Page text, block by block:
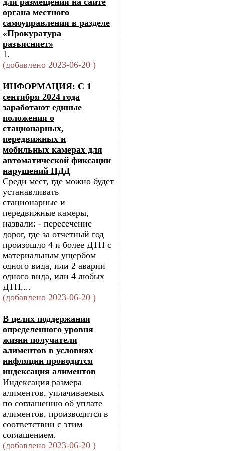
органа местного
самоуправления в разделе
«Прокуратура
разъясняет»
1.
(добавлено 2023-06-20 )
ИНФОРМАЦИЯ: С 1
сентября 2024 года
заработают единые
положения о
стационарных,
передвижных и
мобильных камерах для
автоматической фиксации
нарушений ПДД
Среди мест, где можно будет
устанавливать
стационарные и
передвижные камеры,
назвали: - пересечение
дорог, где за отчетный год
произошло 4 и более ДТП с
материальным ущербом
одного вида, или 2 аварии
одного вида, или 4 любых
ДТП,...
(добавлено 2023-06-20 )
В целях поддержания
определенного уровня
жизни получателя
алиментов в условиях
инфляции проводится
индексация алиментов
Индексация размера
алиментов, уплачиваемых
по соглашению об уплате
алиментов, производится в
соответствии с этим
соглашением.
(добавлено 2023-06-20 )